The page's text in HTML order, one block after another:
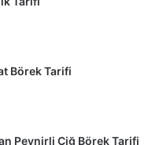
Börek Tarifi
Peynirli Çiğ Börek Tarifi